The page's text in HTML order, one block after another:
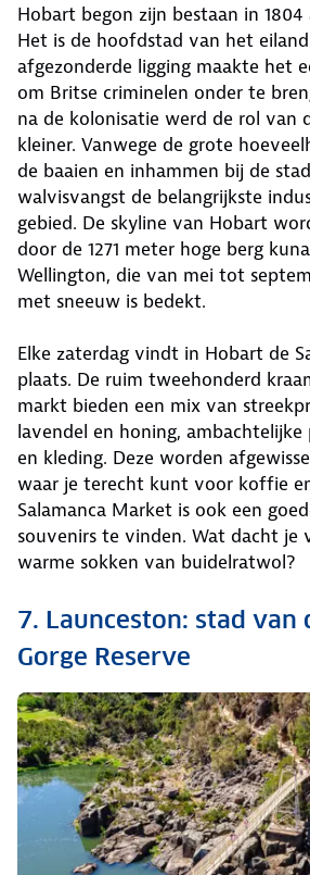
Hobart begon zijn bestaan in 1804
Het is de hoofdstad van het eiland
afgezonderde ligging maakte het
om Britse criminelen onder te
na de kolonisatie werd de rol van
kleiner. Vanwege de grote
de baaien en inhammen bij de
walvisvangst de belangrijkste
gebied. De skyline van Hobart
door de 1271 meter hoge berg
Wellington, die van mei tot
met sneeuw is bedekt.
Elke zaterdag vindt in Hobart de
plaats. De ruim tweehonderd
markt bieden een mix van
lavendel en honing,
en kleding. Deze worden
waar je terecht kunt voor koffie
Salamanca Market is ook een
souvenirs te vinden. Wat dacht je
warme sokken van buidelratwol?
7. Launceston: stad van
Gorge Reserve